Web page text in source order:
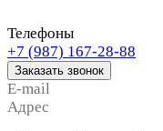
Телефоны
+7 (987) 167-28-88
Заказать звонок
E-mail
Адрес